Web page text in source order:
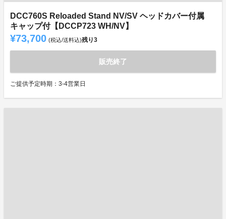
DCC760S Reloaded Stand NV/SV ヘッドカバー付属
キャップ付【DCCP723 WH/NV】
¥73,700 (税込/送料込)残り3
販売終了
ご提供予定時期：3-4営業日